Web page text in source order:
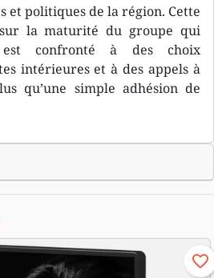
et politiques de la région. Cette
sur la maturité du groupe qui
est confronté à des choix
intérieures et à des appels à
qu’une simple adhésion de
favorite_border